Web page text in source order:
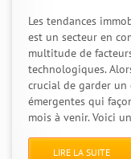
Les tendances
est un secteur en
multitude de
technologiques.
crucial de garder
émergentes qui
mois à venir. Voici
LIRE LA SUITE